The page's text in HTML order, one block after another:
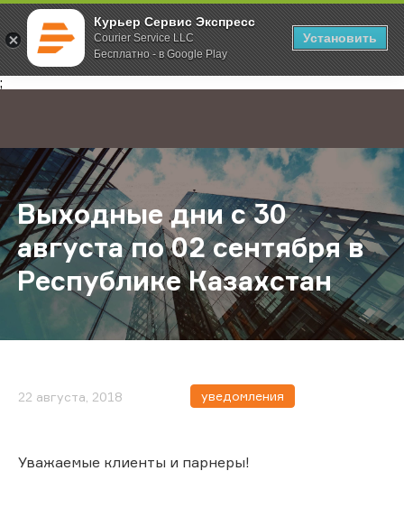
Курьер Сервис Экспресс
Courier Service LLC
Бесплатно - в Google Play
Установить
;
Главная О компании Новости Выходные дни с 30 августа по 02
Выходные дни с 30
августа по 02 сентября в
Республике Казахстан
22 августа, 2018 уведомления
Уважаемые клиенты и парнеры!